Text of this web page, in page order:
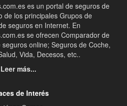
es un portal de seguros de
de los principales Grupos de
seguros en Internet. En
se ofrecen Comparador de
online; Seguros de Coche,
Vida, Decesos, etc..
Leer más...
de Interés